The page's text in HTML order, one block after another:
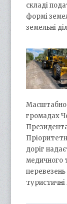
складі
формі
земельні
Масштабно
громадах
доріг
медичного